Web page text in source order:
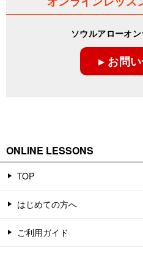
ソウルアローオ
▸ お問
ONLINE LESSONS
TOP
はじめての方へ
ご利用ガイド